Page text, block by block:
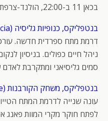
בכאן 11 ב-22:00, הולנד-צרפת
בנטפליקס, כנופיות גליסיה (Gangs of Galicia)
דרמת מתח ספרדית חדשה.
ניהל חיים כפולים. בניסיון
סמים גליסיאני ומתקרבת
בנטפליקס, משחק הקורבנות (The Victims' Game)
עונה שנייה לדרמת המתח
לפתח חוקר מקרי המוות פאנג